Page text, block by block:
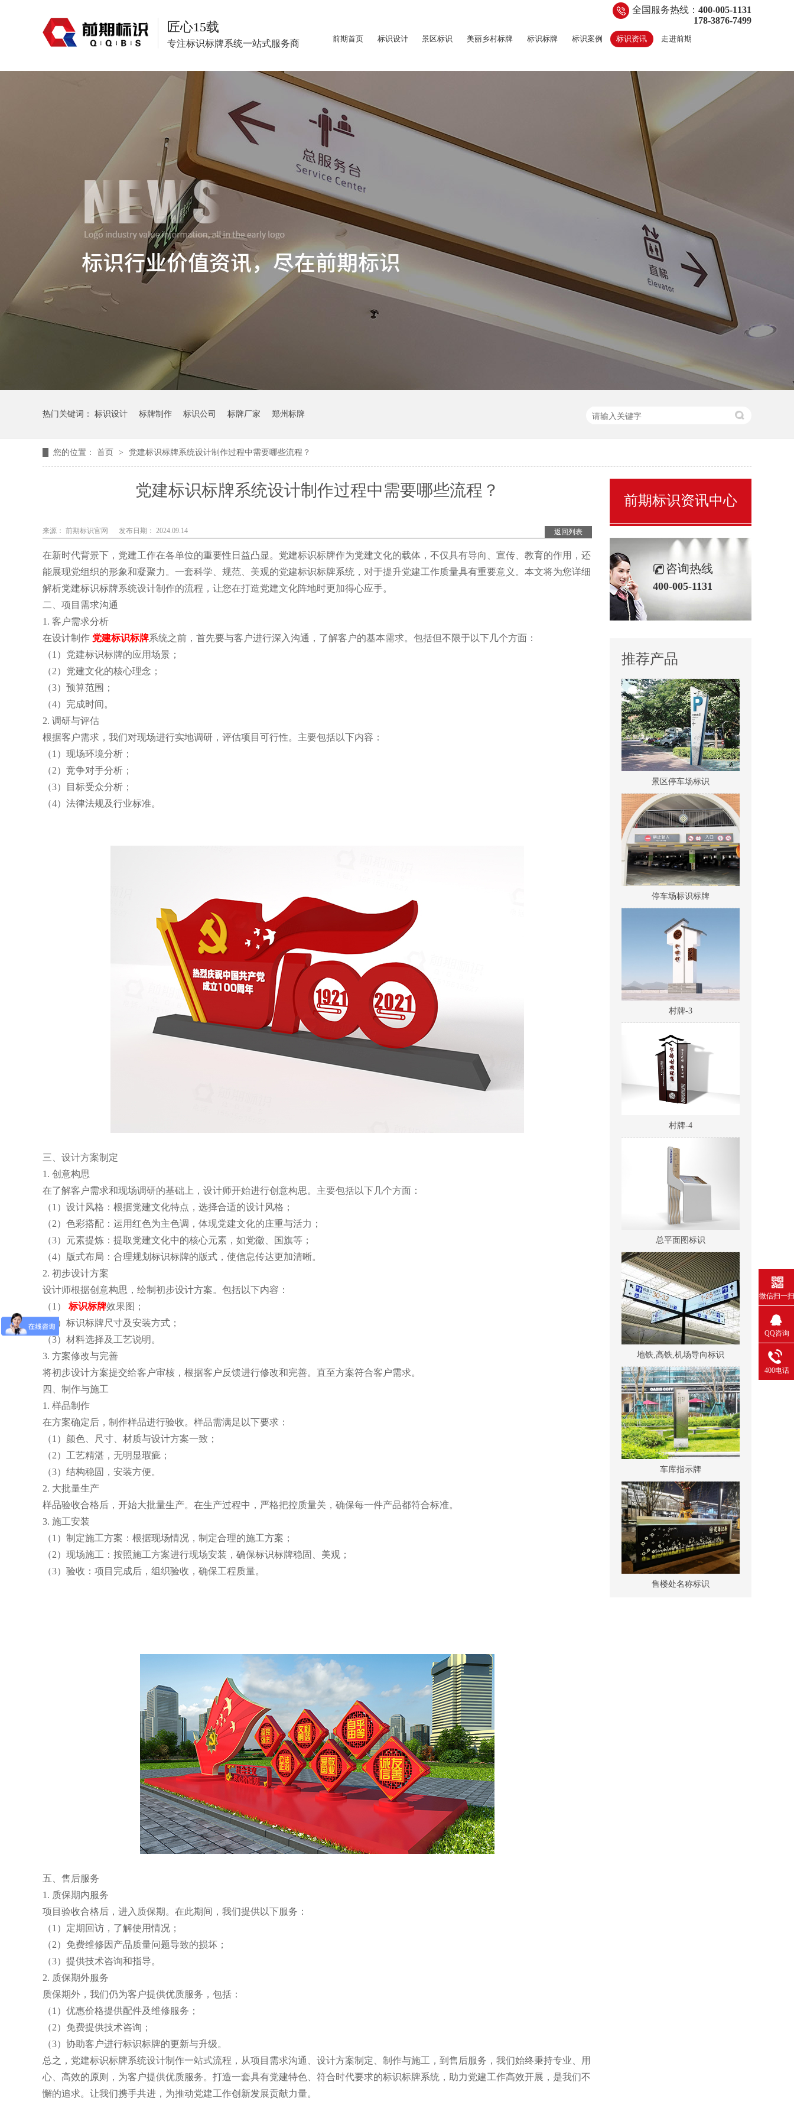
匠心15载
专注标识标牌系统一站式服务商
全国服务热线： 400-005-1131
178-3876-7499
前期首页 标识设计 景区标识 美丽乡村标牌 标识标牌 标识案例 标识资讯 走进前期
热门关键词： 标识设计 标牌制作 标识公司 标牌厂家 郑州标牌
您的位置： 首页 > 党建标识标牌系统设计制作过程中需要哪些流程？
党建标识标牌系统设计制作过程中需要哪些流程？
返回列表
来源： 前期标识官网 发布日期： 2024.09.14
在新时代背景下，党建工作在各单位的重要性日益凸显。党建标识标牌作为党建文化的载体，不仅具有导向、宣传、教育的作用，还
能展现党组织的形象和凝聚力。一套科学、规范、美观的党建标识标牌系统，对于提升党建工作质量具有重要意义。本文将为您详细
解析党建标识标牌系统设计制作的流程，让您在打造党建文化阵地时更加得心应手。
二、项目需求沟通
1. 客户需求分析
在设计制作 党建标识标牌系统之前，首先要与客户进行深入沟通，了解客户的基本需求。包括但不限于以下几个方面：
（1）党建标识标牌的应用场景；
（2）党建文化的核心理念；
（3）预算范围；
（4）完成时间。
2. 调研与评估
根据客户需求，我们对现场进行实地调研，评估项目可行性。主要包括以下内容：
（1）现场环境分析；
（2）竞争对手分析；
（3）目标受众分析；
（4）法律法规及行业标准。
三、设计方案制定
1. 创意构思
在了解客户需求和现场调研的基础上，设计师开始进行创意构思。主要包括以下几个方面：
（1）设计风格：根据党建文化特点，选择合适的设计风格；
（2）色彩搭配：运用红色为主色调，体现党建文化的庄重与活力；
（3）元素提炼：提取党建文化中的核心元素，如党徽、国旗等；
（4）版式布局：合理规划标识标牌的版式，使信息传达更加清晰。
2. 初步设计方案
设计师根据创意构思，绘制初步设计方案。包括以下内容：
（1） 标识标牌效果图；
（2）标识标牌尺寸及安装方式；
（3）材料选择及工艺说明。
3. 方案修改与完善
将初步设计方案提交给客户审核，根据客户反馈进行修改和完善。直至方案符合客户需求。
四、制作与施工
1. 样品制作
在方案确定后，制作样品进行验收。样品需满足以下要求：
（1）颜色、尺寸、材质与设计方案一致；
（2）工艺精湛，无明显瑕疵；
（3）结构稳固，安装方便。
2. 大批量生产
样品验收合格后，开始大批量生产。在生产过程中，严格把控质量关，确保每一件产品都符合标准。
3. 施工安装
（1）制定施工方案：根据现场情况，制定合理的施工方案；
（2）现场施工：按照施工方案进行现场安装，确保标识标牌稳固、美观；
（3）验收：项目完成后，组织验收，确保工程质量。
五、售后服务
1. 质保期内服务
项目验收合格后，进入质保期。在此期间，我们提供以下服务：
（1）定期回访，了解使用情况；
（2）免费维修因产品质量问题导致的损坏；
（3）提供技术咨询和指导。
2. 质保期外服务
质保期外，我们仍为客户提供优质服务，包括：
（1）优惠价格提供配件及维修服务；
（2）免费提供技术咨询；
（3）协助客户进行标识标牌的更新与升级。
总之，党建标识标牌系统设计制作一站式流程，从项目需求沟通、设计方案制定、制作与施工，到售后服务，我们始终秉持专业、用
心、高效的原则，为客户提供优质服务。打造一套具有党建特色、符合时代要求的标识标牌系统，助力党建工作高效开展，是我们不
懈的追求。让我们携手共进，为推动党建工作创新发展贡献力量。
前期标识资讯中心
咨询热线
400-005-1131
推荐产品
景区全景导视
医院室内标识吊牌
景区停车场标识
停车场标识标牌
村牌-3
总平面图标识
地铁,高铁,机场导向标识
车库指示牌
售楼处名称标识
微信扫一扫
QQ咨询
400电话